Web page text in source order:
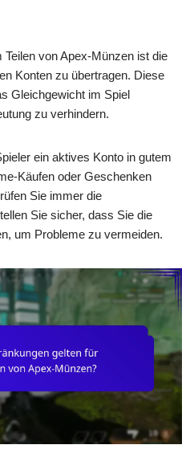
von Apex-Münzen ist die
Konten zu übertragen. Diese
Gleichgewicht im Spiel
zu verhindern.
ein aktives Konto in gutem
Käufen oder Geschenken
Sie immer die
Sie sicher, dass Sie die
um Probleme zu vermeiden.